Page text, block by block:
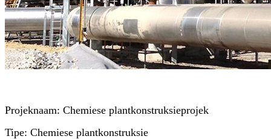
Projeknaam: Chemiese plantkonstruksieprojek
Tipe: Chemiese plantkonstruksie